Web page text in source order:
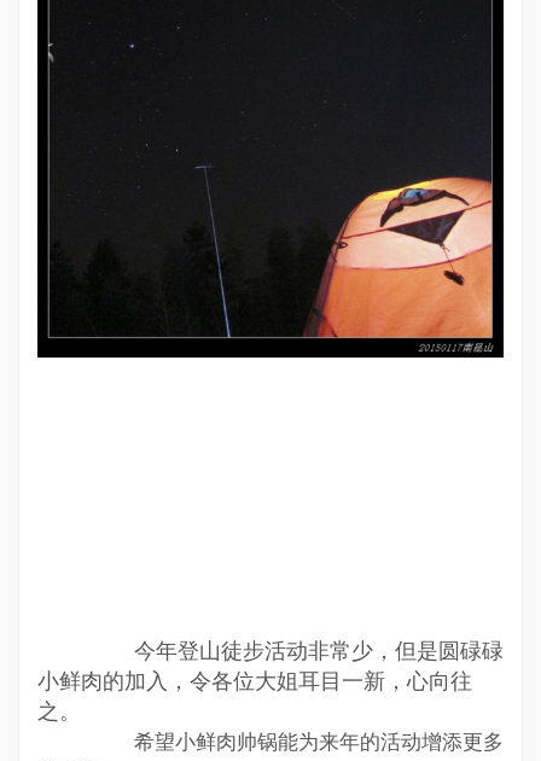
今年登山徒步活动非常少，但是圆碌碌
小鲜肉的加入，令各位大姐耳目一新，心向往
之。
希望小鲜肉帅锅能为来年的活动增添更多